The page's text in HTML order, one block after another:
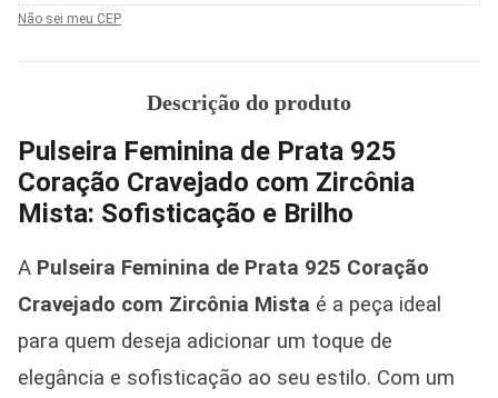
Não sei meu CEP
Descrição do produto
Pulseira Feminina de Prata 925
Coração Cravejado com Zircônia
Mista: Sofisticação e Brilho
A Pulseira Feminina de Prata 925 Coração
Cravejado com Zircônia Mista é a peça ideal
para quem deseja adicionar um toque de
elegância e sofisticação ao seu estilo. Com um